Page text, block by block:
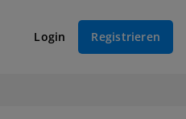
Login Registrieren